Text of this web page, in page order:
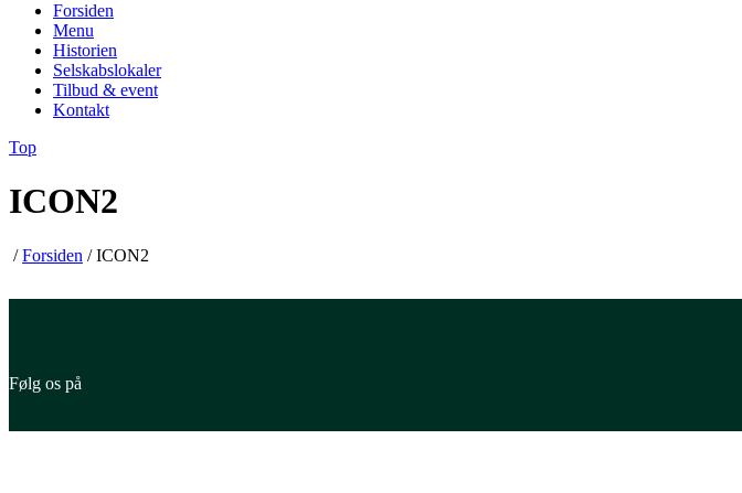
Forsiden
Menu
Historien
Selskabslokaler
Tilbud & event
Kontakt
Top
ICON2
/Forsiden /ICON2
Følg os på